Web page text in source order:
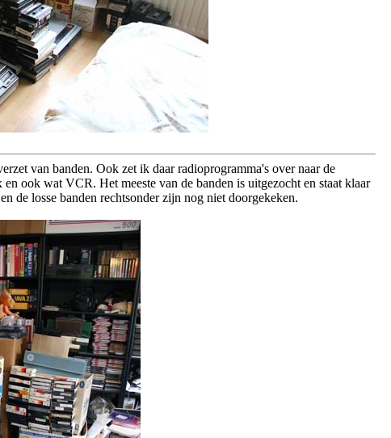
van banden. Ook zet ik daar radioprogramma's over naar de
ook wat VCR. Het meeste van de banden is uitgezocht en staat klaar
de losse banden rechtsonder zijn nog niet doorgekeken.